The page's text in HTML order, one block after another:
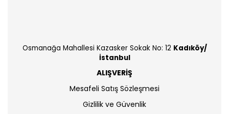
Osmanağa Mahallesi Kazasker Sokak No: 12 Kadıköy/
İstanbul
ALIŞVERİŞ
Mesafeli Satış Sözleşmesi
Gizlilik ve Güvenlik